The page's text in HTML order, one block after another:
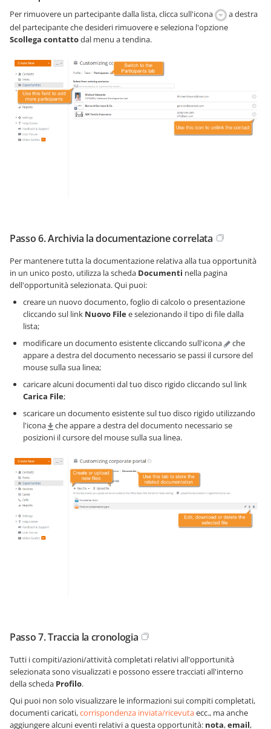
Per rimuovere un partecipante dalla lista, clicca sull'icona
a destra
del partecipante che desideri rimuovere e seleziona l'opzione
Scollega contattodal menu a tendina.
Passo 6. Archivia la documentazione correlata
Per mantenere tutta la documentazione relativa alla tua opportunità
in un unico posto, utilizza la scheda Documenti nella pagina
dell'opportunità selezionata. Qui puoi:
creare un nuovo documento, foglio di calcolo o presentazione
cliccando sul link Nuovo Filee selezionando il tipo di file dalla
lista;
modificare un documento esistente cliccando sull'icona
che
appare a destra del documento necessario se passi il cursore del
mouse sulla sua linea;
caricare alcuni documenti dal tuo disco rigido cliccando sul link
Carica File;
scaricare un documento esistente sul tuo disco rigido utilizzando
l'icona
che appare a destra del documento necessario se
posizioni il cursore del mouse sulla sua linea.
Passo 7. Traccia la cronologia
Tutti i compiti/azioni/attività completati relativi all'opportunità
selezionata sono visualizzati e possono essere tracciati all'interno
della scheda Profilo.
Qui puoi non solo visualizzare le informazioni sui compiti completati,
documenti caricati,corrispondenza inviata/ricevutaecc., ma anche
aggiungere alcuni eventi relativi a questa opportunità: nota,email,